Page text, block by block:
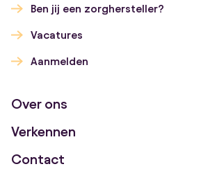
Ben jij een zorghersteller?
Vacatures
Aanmelden
Over ons
Verkennen
Contact